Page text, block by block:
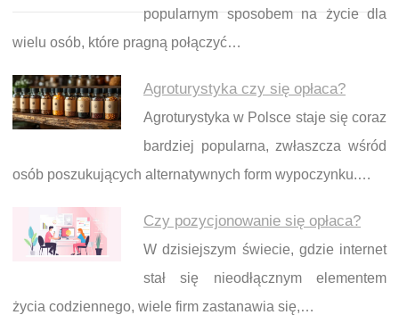
popularnym sposobem na życie dla
wielu osób, które pragną połączyć…
Agroturystyka czy się opłaca?
Agroturystyka w Polsce staje się coraz
bardziej popularna, zwłaszcza wśród
osób poszukujących alternatywnych form wypoczynku.…
Czy pozycjonowanie się opłaca?
W dzisiejszym świecie, gdzie internet
stał się nieodłącznym elementem
życia codziennego, wiele firm zastanawia się,…